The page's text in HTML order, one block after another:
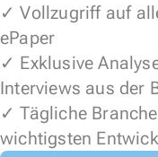
✓ Vollzugriff auf
ePaper
✓ Exklusive
Interviews aus der
✓ Tägliche
wichtigsten